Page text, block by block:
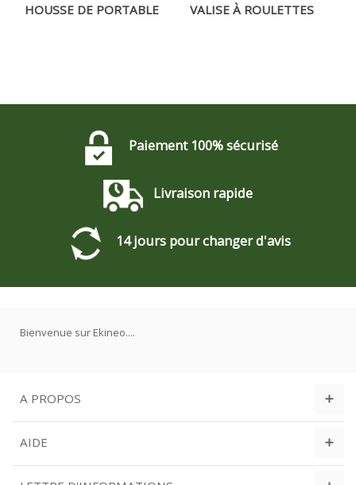
HOUSSE DE PORTABLE
VALISE À ROULETTES
Paiement 100% sécurisé
Livraison rapide
14 jours pour changer d'avis
Bienvenue sur Ekineo....
A PROPOS
AIDE